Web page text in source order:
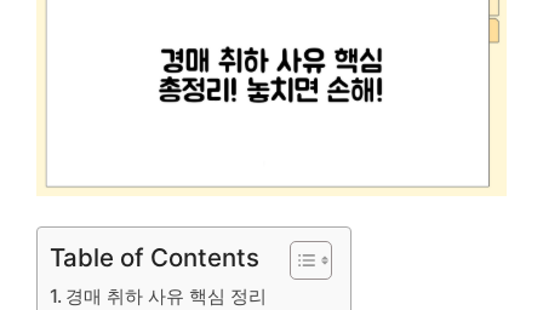
Table of Contents
경매 취하 사유 핵심 정리